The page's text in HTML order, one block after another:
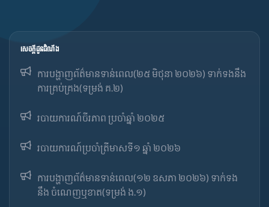
សេចក្ដីជូនដំណឹង
ការបង្ហាញព័ត៌មានទាន់ពេល(២៥ មិថុនា ២០២៦) ទាក់ទងនឹង
ការគ្រប់គ្រង(ទម្រង់ គ.២)
របាយការណ៍ចីរភាព ប្រចាំឆ្នាំ ២០២៥
របាយការណ៍​​ប្រចាំ​ត្រីមាសទី១ ឆ្នាំ ២០២៦
ការបង្ហាញព័ត៌មានទាន់ពេល(១២ ឧសភា ២០២៦) ទាក់ទង
នឹង ចំណេញឬខាត(ទម្រង់ ង.១)